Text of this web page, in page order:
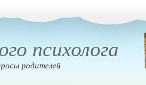
психолога
родителей